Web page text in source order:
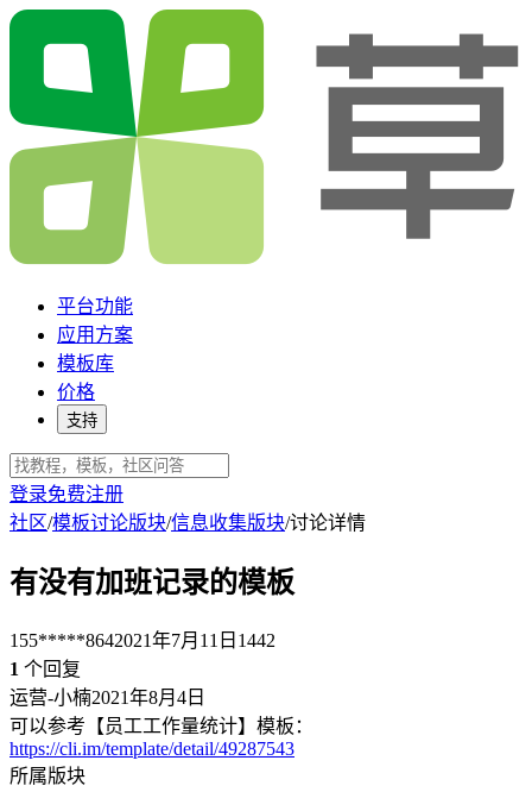
平台功能
应用方案
模板库
价格
支持
登录免费注册
社区/模板讨论版块/信息收集版块/讨论详情
有没有加班记录的模板
155*****8642021年7月11日 1442
1 个回复
运营-小楠2021年8月4日
可以参考【员工工作量统计】模板：
https://cli.im/template/detail/49287543
所属版块